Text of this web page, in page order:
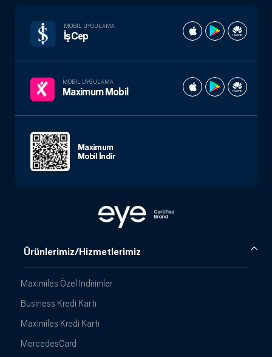
Ürünlerimiz/Hizmetlerimiz
Maximiles Özel İndirimler
Business Kredi Kartı
Maximiles Kredi Kartı
MercedesCard
MOBIL UYGULAMA
İşCep
MOBIL UYGULAMA
Maximum Mobil
Maximum
Mobil İndir